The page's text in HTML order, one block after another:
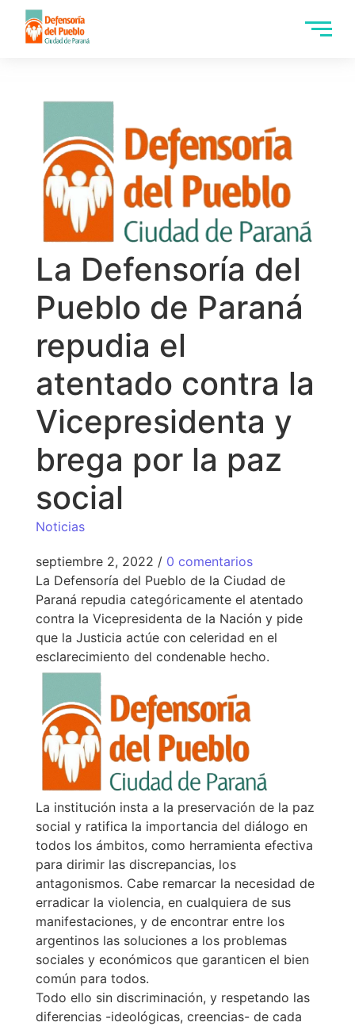
La Defensoría del
Pueblo de Paraná
repudia el
atentado contra la
Vicepresidenta y
brega por la paz
social
Noticias
septiembre 2, 2022 / 0 comentarios
La Defensoría del Pueblo de la Ciudad de
Paraná repudia categóricamente el atentado
contra la Vicepresidenta de la Nación y pide
que la Justicia actúe con celeridad en el
esclarecimiento del condenable hecho.
La institución insta a la preservación de la paz
social y ratifica la importancia del diálogo en
todos los ámbitos, como herramienta efectiva
para dirimir las discrepancias, los
antagonismos. Cabe remarcar la necesidad de
erradicar la violencia, en cualquiera de sus
manifestaciones, y de encontrar entre los
argentinos las soluciones a los problemas
sociales y económicos que garanticen el bien
común para todos.
Todo ello sin discriminación, y respetando las
diferencias -ideológicas, creencias- de cada